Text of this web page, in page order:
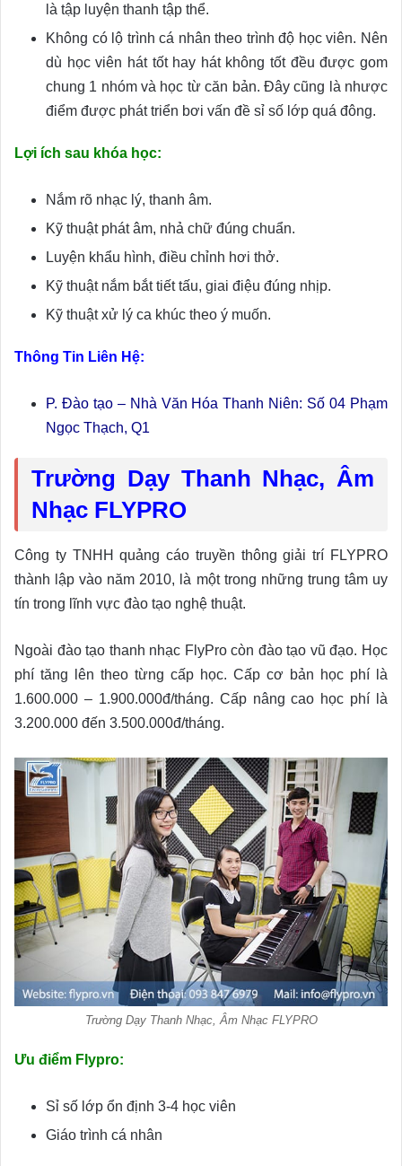
là tập luyện thanh tập thể.
Không có lộ trình cá nhân theo trình độ học viên. Nên
dù học viên hát tốt hay hát không tốt đều được gom
chung 1 nhóm và học từ căn bản. Đây cũng là nhược
điểm được phát triển bơi vấn đề sỉ số lớp quá đông.
Lợi ích sau khóa học:
Nắm rõ nhạc lý, thanh âm.
Kỹ thuật phát âm, nhả chữ đúng chuẩn.
Luyện khẩu hình, điều chỉnh hơi thở.
Kỹ thuật nắm bắt tiết tấu, giai điệu đúng nhịp.
Kỹ thuật xử lý ca khúc theo ý muốn.
Thông Tin Liên Hệ:
P. Đào tạo – Nhà Văn Hóa Thanh Niên: Số 04 Phạm
Ngọc Thạch, Q1
Trường Dạy Thanh Nhạc, Âm
Nhạc FLYPRO
Công ty TNHH quảng cáo truyền thông giải trí FLYPRO
thành lập vào năm 2010, là một trong những trung tâm uy
tín trong lĩnh vực đào tạo nghệ thuật.
Ngoài đào tạo thanh nhạc FlyPro còn đào tạo vũ đạo. Học
phí tăng lên theo từng cấp học. Cấp cơ bản học phí là
1.600.000 – 1.900.000đ/tháng. Cấp nâng cao học phí là
3.200.000 đến 3.500.000đ/tháng.
Trường Dạy Thanh Nhạc, Âm Nhạc FLYPRO
Ưu điểm Flypro:
Sỉ số lớp ổn định 3-4 học viên
Giáo trình cá nhân